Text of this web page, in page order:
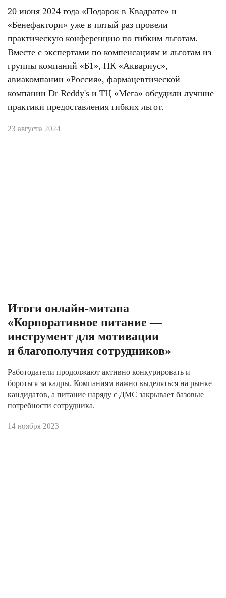
20 июня 2024 года «Подарок в Квадрате» и
«Бенефактори» уже в пятый раз провели
практическую конференцию по гибким льготам.
Вместе с экспертами по компенсациям и льготам из
группы компаний «Б1», ПК «Аквариус»,
авиакомпании «Россия», фармацевтической
компании Dr Reddy's и ТЦ «Мега» обсудили лучшие
практики предоставления гибких льгот.
23 августа 2024
Итоги онлайн-митапа
«Корпоративное питание —
инструмент для мотивации
и благополучия сотрудников»
Работодатели продолжают активно конкурировать и
бороться за кадры. Компаниям важно выделяться на рынке
кандидатов, а питание наряду с ДМС закрывает базовые
потребности сотрудника.
14 ноября 2023